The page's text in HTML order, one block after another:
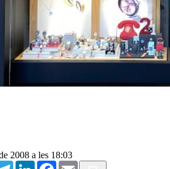
2008 a les 18:03
TelegramLinkedInFacebook
Email